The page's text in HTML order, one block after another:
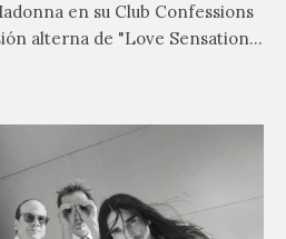
en su Club Confessions
alterna de "Love Sensation",